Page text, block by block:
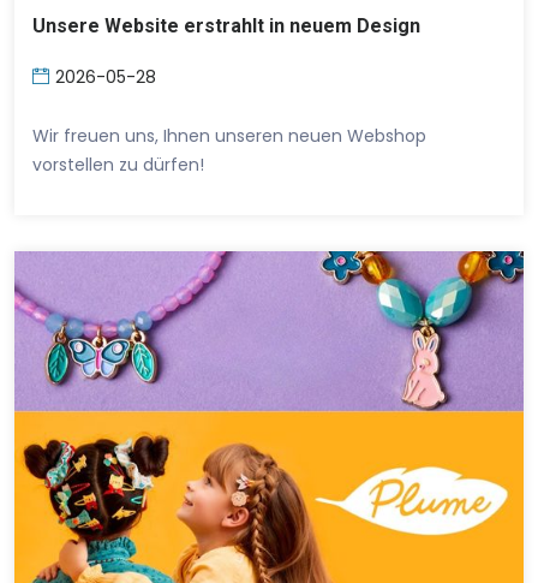
Unsere Website erstrahlt in neuem Design
2026-05-28
Wir freuen uns, Ihnen unseren neuen Webshop
vorstellen zu dürfen!